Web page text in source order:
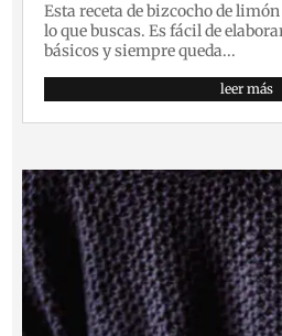
Esta receta de bizcocho de
lo que buscas. Es fácil de
básicos y siempre queda...
leer más